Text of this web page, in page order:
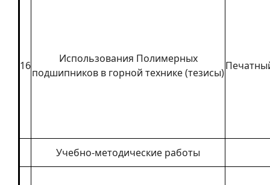
16
Использования Полимерных
подшипников в горной технике (тезисы)
Учебно-методические работы